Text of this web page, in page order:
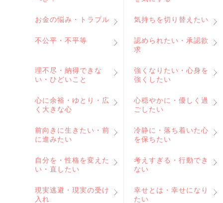
お金の悩み・トラブル 気持ちを切り替えたい
不公平・不平等
認められたい・承認欲
求
理不尽・納得できな
い・ひどいこと
強くなりたい・心身を
強くしたい
心に余裕・ゆとり・広
く大きな心
心穏やかに・優しく過
ごしたい
前向きに生きたい・前
に進みたい
冷静に・落ち着いた心
を保ちたい
自分を・性格を変えた
い・直したい
考えすぎる・行動でき
ない
現実逃避・現実の受け
入れ
幸せとは・幸せになり
たい